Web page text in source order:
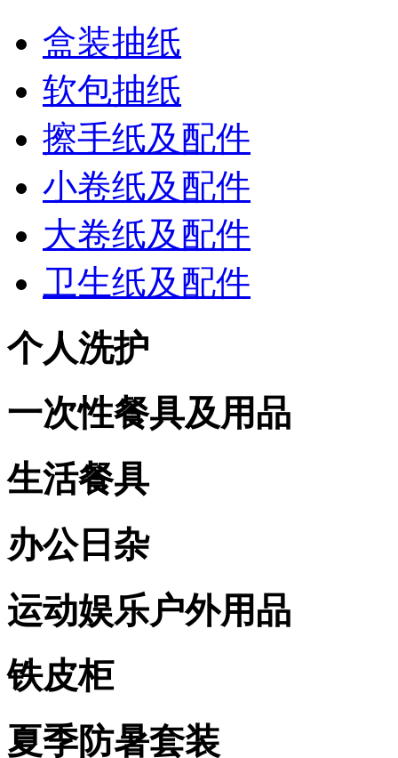
盒装抽纸
软包抽纸
擦手纸及配件
小卷纸及配件
大卷纸及配件
卫生纸及配件
个人洗护
一次性餐具及用品
生活餐具
办公日杂
运动娱乐户外用品
铁皮柜
夏季防暑套装